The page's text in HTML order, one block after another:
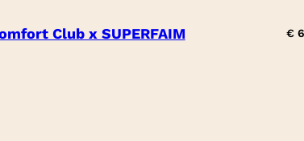
Club x SUPERFAIM €